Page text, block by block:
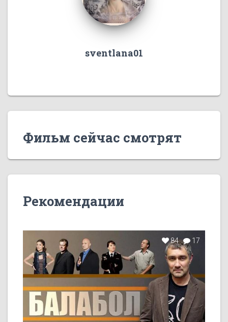
sventlana01
Фильм сейчас смотрят
Рекомендации
84 17